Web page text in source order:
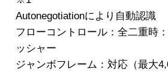
Autonegotiationにより自動認識
フローコントロール：全二重時
ッシャー
ジャンボフレーム：対応（最大